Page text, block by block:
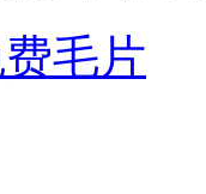
毛片